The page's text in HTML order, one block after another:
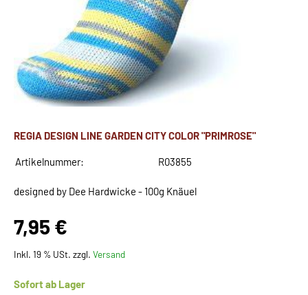
REGIA DESIGN LINE GARDEN CITY COLOR "PRIMROSE"
Artikelnummer: R03855
designed by Dee Hardwicke - 100g Knäuel
7,95 €
Inkl. 19 % USt. zzgl. Versand
Sofort ab Lager